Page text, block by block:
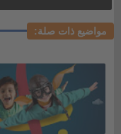
مواضيع ذات صلة: